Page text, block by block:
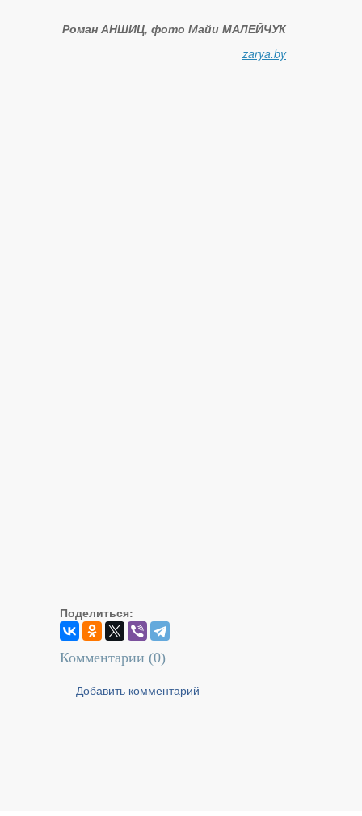
Роман АНШИЦ, фото Майи МАЛЕЙЧУК
zarya.by
Поделиться:
Комментарии (0)
Добавить комментарий